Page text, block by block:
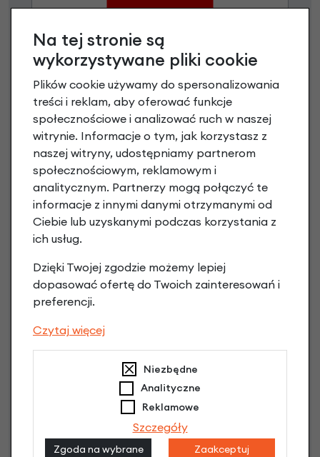
Raty 0%
1,00 zł - 5000,00 zł / do 10 rat 0%
od 5001,00 zł / do 20 rat 0%
Raty do 60 miesięcy
Poznaj szczegóły
Raty 0%
3 miesiące nie płacisz
Raty do 60 miesięcy
Na tej stronie są
wykorzystywane pliki cookie
Plików cookie używamy do spersonalizowania
treści i reklam, aby oferować funkcje
społecznościowe i analizować ruch w naszej
witrynie. Informacje o tym, jak korzystasz z
naszej witryny, udostępniamy partnerom
społecznościowym, reklamowym i
analitycznym. Partnerzy mogą połączyć te
informacje z innymi danymi otrzymanymi od
Ciebie lub uzyskanymi podczas korzystania z
ich usług.
Dzięki Twojej zgodzie możemy lepiej
dopasować ofertę do Twoich zainteresowań i
preferencji.
Czytaj więcej
Niezbędne
Analityczne
Reklamowe
Szczegóły
Zgoda na wybrane
Zaakceptuj